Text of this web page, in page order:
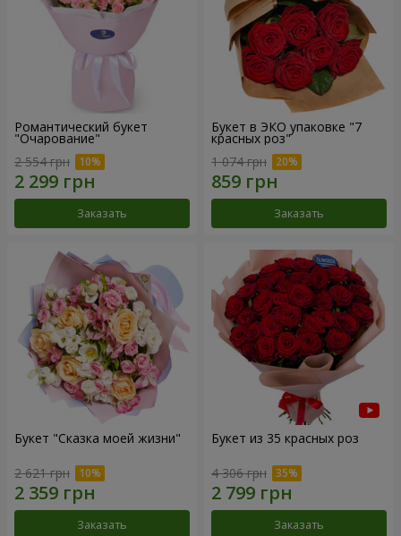
Романтический букет
"Очарование"
2 554 грн
Заказать
Букет в ЭКО упаковке "7
красных роз"
1 074 грн
Заказать
Букет "Сказка моей жизни"
2 621 грн
Заказать
Букет из 35 красных роз
4 306 грн
Заказать